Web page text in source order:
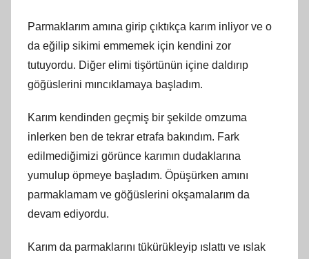
Parmaklarım amına girip çıktıkça karım inliyor ve o
da eğilip sikimi emmemek için kendini zor
tutuyordu. Diğer elimi tişörtünün içine daldırıp
göğüslerini mıncıklamaya başladım.
Karım kendinden geçmiş bir şekilde omzuma
inlerken ben de tekrar etrafa bakındım. Fark
edilmediğimizi görünce karımın dudaklarına
yumulup öpmeye başladım. Öpüşürken amını
parmaklamam ve göğüslerini okşamalarım da
devam ediyordu.
Karım da parmaklarını tükürükleyip ıslattı ve ıslak